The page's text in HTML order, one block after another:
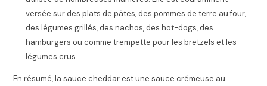
versée sur des plats de pâtes, des pommes de terre au four,
des légumes grillés, des nachos, des hot-dogs, des
hamburgers ou comme trempette pour les bretzels et les
légumes crus.
En résumé, la sauce cheddar est une sauce crémeuse au